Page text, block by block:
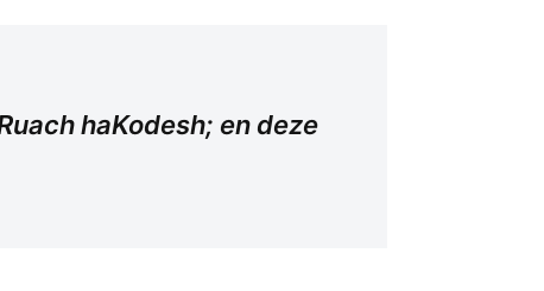
haKodesh; en deze